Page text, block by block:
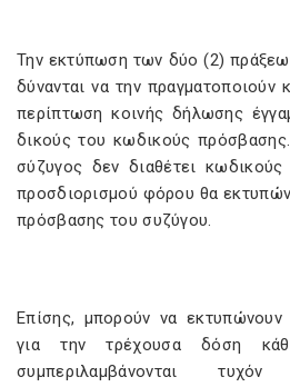
Την εκτύπωση των δύο (2)
δύνανται να την πραγματοποιούν
περίπτωση κοινής δήλωσης
δικούς του κωδικούς
σύζυγος δεν διαθέτει
προσδιορισμού φόρου θα
πρόσβασης του συζύγου.
Επίσης, μπορούν να εκτυπώνουν
για την τρέχουσα δόση
συμπεριλαμβάνονται